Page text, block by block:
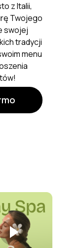
z Italii,
Twojego
swojej
tradycji
menu